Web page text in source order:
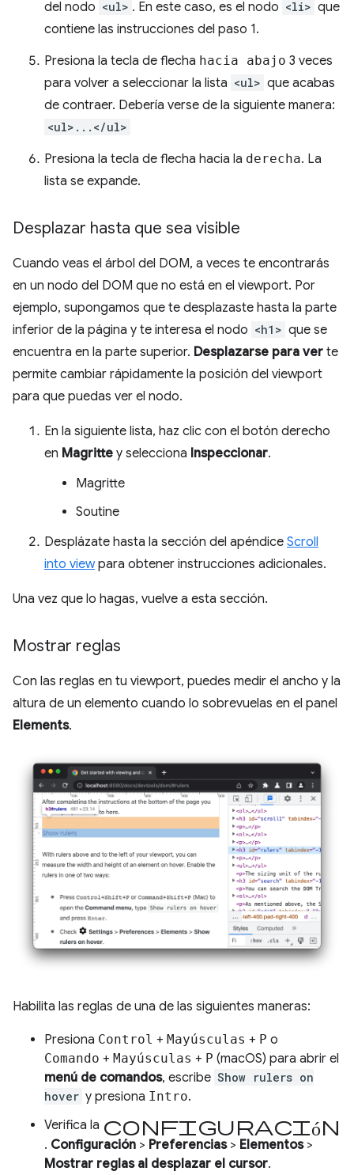
del nodo <ul> . En este caso, es el nodo <li> que
contiene las instrucciones del paso 1.
Presiona la tecla de flecha hacia abajo 3 veces
para volver a seleccionar la lista <ul> que acabas
de contraer. Debería verse de la siguiente manera:
<ul>...</ul>
Presiona la tecla de flecha hacia la derecha. La
lista se expande.
Desplazar hasta que sea visible
Cuando veas el árbol del DOM, a veces te encontrarás
en un nodo del DOM que no está en el viewport. Por
ejemplo, supongamos que te desplazaste hasta la parte
inferior de la página y te interesa el nodo <h1> que se
encuentra en la parte superior. Desplazarse para ver te
permite cambiar rápidamente la posición del viewport
para que puedas ver el nodo.
En la siguiente lista, haz clic con el botón derecho
en Magritte y selecciona Inspeccionar.
Magritte
Soutine
Desplázate hasta la sección del apéndice Scroll
into viewpara obtener instrucciones adicionales.
Una vez que lo hagas, vuelve a esta sección.
Mostrar reglas
Con las reglas en tu viewport, puedes medir el ancho y la
altura de un elemento cuando lo sobrevuelas en el panel
Elements.
Habilita las reglas de una de las siguientes maneras:
Presiona Control + Mayúsculas + P o
Comando + Mayúsculas + P (macOS) para abrir el
menú de comandos, escribe Show rulers on
hover y presiona Intro.
Verifica la configuración
. Configuración > Preferencias> Elementos>
Mostrar reglas al desplazar el cursor.